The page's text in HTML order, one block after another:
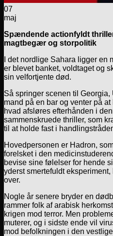
07
maj
Spændende actionfyldt
magtbegær og storpolitik
I det nordlige Sahara ligger en
er blevet banket, voldtaget og
sin velfortjente død.
Så springer scenen til
mand på en bar og venter på
hvad afsløres efterhånden i
sammenskruede thriller, som
til at holde fast i
Hovedpersonen er Hadron,
forelsket i den
bevise sine følelser for hende
yderst smertefuldt
over.
Nogle år senere bryder en
rammer folk af arabisk
krigen mod terror. Men
muterer, og i sidste ende vil
mod befolkningen i den